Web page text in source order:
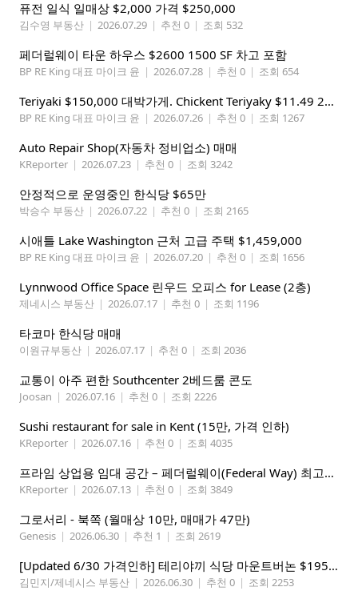
퓨전 일식 일매상 $2,000 가격 $250,000
김수영 부동산 | 2026.07.29 | 추천 0 | 조회 532
페더럴웨이 타운 하우스 $2600 1500 SF 차고 포함
BP RE King 대표 마이크 윤 | 2026.07.28 | 추천 0 | 조회 654
Teriyaki $150,000 대박가게. Chickent Teriyaky $11.49 25 Min from Lynnwood
BP RE King 대표 마이크 윤 | 2026.07.26 | 추천 0 | 조회 1267
Auto Repair Shop(자동차 정비업소) 매매
KReporter | 2026.07.23 | 추천 0 | 조회 3242
안정적으로 운영중인 한식당 $65만
박승수 부동산 | 2026.07.22 | 추천 0 | 조회 2165
시애틀 Lake Washington 근처 고급 주택 $1,459,000
BP RE King 대표 마이크 윤 | 2026.07.20 | 추천 0 | 조회 1656
Lynnwood Office Space 린우드 오피스 for Lease (2층)
제네시스 부동산 | 2026.07.17 | 추천 0 | 조회 1196
타코마 한식당 매매
이원규부동산 | 2026.07.17 | 추천 0 | 조회 2036
교통이 아주 편한 Southcenter 2베드룸 콘도
Joosan | 2026.07.16 | 추천 0 | 조회 2226
Sushi restaurant for sale in Kent (15만, 가격 인하)
KReporter | 2026.07.16 | 추천 0 | 조회 4035
프라임 상업용 임대 공간 – 페더럴웨이(Federal Way) 최고의 가시성 입지
KReporter | 2026.07.13 | 추천 0 | 조회 3849
그로서리 - 북쪽 (월매상 10만, 매매가 47만)
Genesis | 2026.06.30 | 추천 1 | 조회 2619
[Updated 6/30 가격인하] 테리야끼 식당 마운트버논 $195,000
김민지/제네시스 부동산 | 2026.06.30 | 추천 0 | 조회 2253